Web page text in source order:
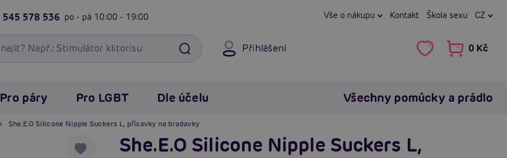
545 578 536 po - pá 10:00 - 19:00 Vše o nákupu Kontakt Škola sexu CZ
Přihlášení 0 Kč
Pro páry Pro LGBT Dle účelu Všechny pomůcky a prádlo
She.E.O Silicone Nipple Suckers L, přísavky na bradavky
She.E.O Silicone Nipple Suckers L,